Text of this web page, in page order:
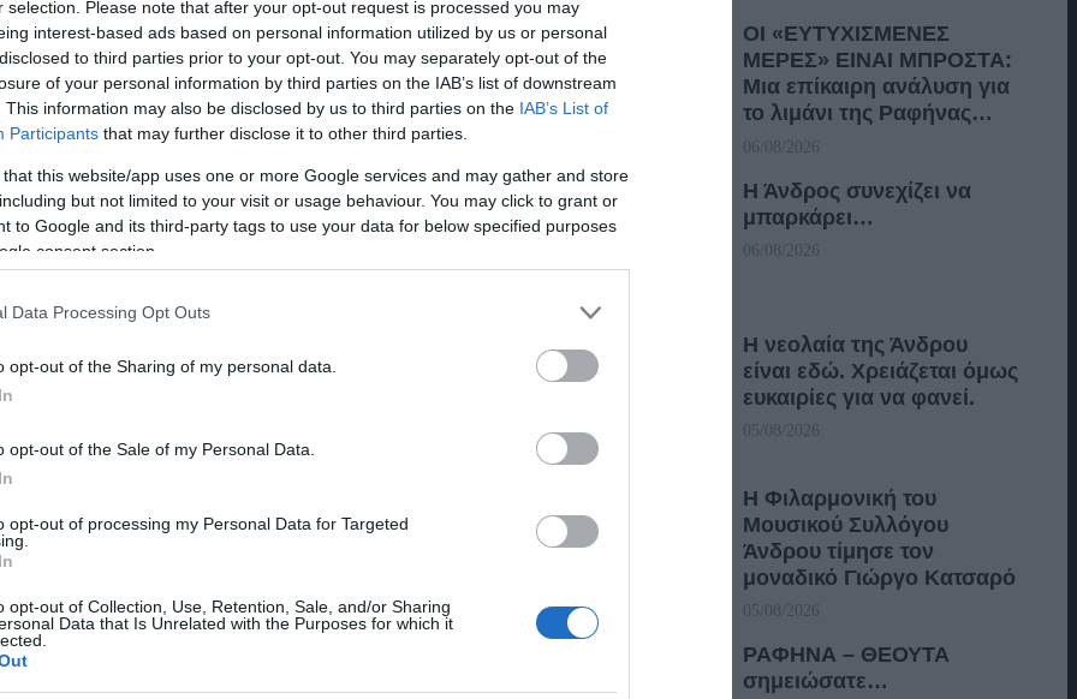
selection. Please note that after your opt-out request is processed you may
interest-based ads based on personal information utilized by us or personal
to third parties prior to your opt-out. You may separately opt-out of the
of your personal information by third parties on the IAB’s list of downstream
This information may also be disclosed by us to third parties on the IAB’s List of
Participants that may further disclose it to other third parties.
that this website/app uses one or more Google services and may gather and store
but not limited to your visit or usage behaviour. You may click to grant or
to Google and its third-party tags to use your data for below specified purposes
consent section.
Data Processing Opt Outs
opt-out of the Sharing of my personal data.
opt-out of the Sale of my Personal Data.
opt-out of processing my Personal Data for Targeted
opt-out of Collection, Use, Retention, Sale, and/or Sharing
Data that Is Unrelated with the Purposes for which it
στην Άνδρο. Έχω δει κι έχω ακούσει και έχω
νερό που κάποιοι νομίζουν ότι είναι ιδιοκτησία
τους μια πηγή ή το νερό του ποτίσματος.
υπάρχει ανάγκη νερού με τα υπάρχοντα νερά πρώτα
φυτά.
μια συζήτηση όπου αναφέρθηκε ότι δίνεται νερό
να φέρουν νερό στη Χώρα και από Στενιές.
βυτία πού κουβαλούσαν νερό τόσα χρόνια από
Άνδρου.
τετραετία μαγκιές του τύπου των
να ποιούν και τούς φέρνουν μολυσμένο νερό
τα δεκάδες βυτία που φόρτωναν νερό από την Χώρα
από μία δεξαμενή που λογικά ούτε τότε θα είχε
και η Χώρα; Και τώρα κουβαλάνε νερό από τα
δεξαμενές και δίκτυα, αλλά ξέμεινε από
έλεγαν ότι θα τα κάνουν καλύτερα; Κι έκαναν τα
ενάμιση μήνα. Τι έχει κάνει μέχρι σήμερα ο
ΟΙ «ΕΥΤΥΧΙΣΜΕΝΕΣ
ΜΕΡΕΣ» ΕΙΝΑΙ ΜΠΡΟΣΤΑ:
Μια επίκαιρη ανάλυση για
το λιμάνι της Ραφήνας…
06/08/2026
Η Άνδρος συνεχίζει να
μπαρκάρει…
06/08/2026
Η νεολαία της Άνδρου
είναι εδώ. Χρειάζεται όμως
ευκαιρίες για να φανεί.
05/08/2026
Η Φιλαρμονική του
Μουσικού Συλλόγου
Άνδρου τίμησε τον
μοναδικό Γιώργο Κατσαρό
05/08/2026
ΡΑΦΗΝΑ – ΘΕΟΥΤΑ
σημειώσατε…